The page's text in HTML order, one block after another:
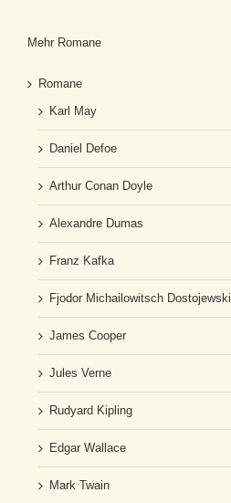
Mehr Romane
Romane
Karl May
Daniel Defoe
Arthur Conan Doyle
Alexandre Dumas
Franz Kafka
Fjodor Michailowitsch Dostojewski
James Cooper
Jules Verne
Rudyard Kipling
Edgar Wallace
Mark Twain